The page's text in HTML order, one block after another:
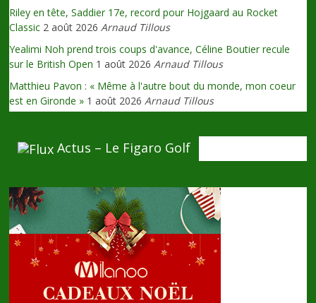
Riley en tête, Saddier 17e, record pour Hojgaard au Rocket
Classic 2 août 2026 Arnaud Tillous
Yealimi Noh prend trois coups d'avance, Céline Boutier recule
sur le British Open 1 août 2026 Arnaud Tillous
Matthieu Pavon : « Même à l'autre bout du monde, mon coeur
est en Gironde » 1 août 2026 Arnaud Tillous
Actus – Le Figaro Golf